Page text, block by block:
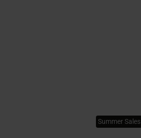
Summer Sales